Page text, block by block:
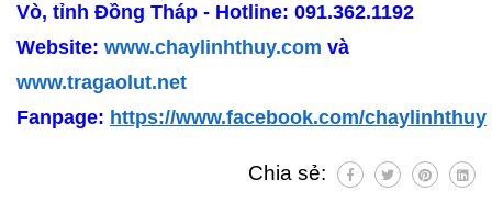
Vò, tỉnh Đồng Tháp - Hotline: 091.362.1192
Website: www.chaylinhthuy.com và
www.tragaolut.net
Fanpage: https://www.facebook.com/chaylinhthuy
Chia sẻ: